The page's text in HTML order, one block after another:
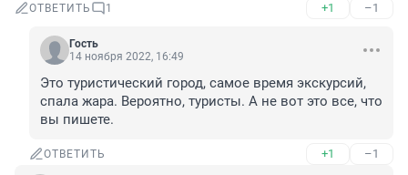
ОТВЕТИТЬ 1 +1 –1
Гость
14 ноября 2022, 16:49
Это туристический город, самое время экскурсий,
спала жара. Вероятно, туристы. А не вот это все, что
вы пишете.
ОТВЕТИТЬ +1 –1